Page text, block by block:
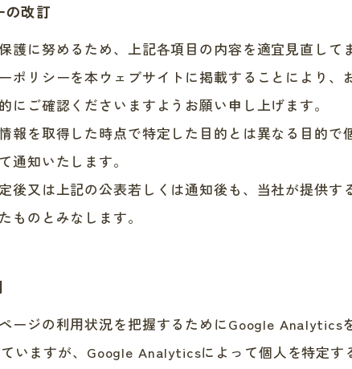
の改訂
護に努めるため、上記各項目の内容を適宜見直して
ポリシーを本ウェブサイトに掲載することにより
にご確認くださいますようお願い申し上げます。
報を取得した時点で特定した目的とは異なる目的
通知いたします。
後又は上記の公表若しくは通知後も、当社が提供
ものとみなします。
ージの利用状況を把握するためにGoogle
いますが、Google Analyticsによって個人を特定す